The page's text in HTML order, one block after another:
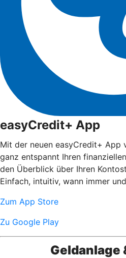
easyCredit+ App
Mit der neuen easyCredit+ App
ganz entspannt Ihren
den Überblick über Ihren
Einfach, intuitiv, wann immer
Zum App Store
Zu Google Play
Geldanlage